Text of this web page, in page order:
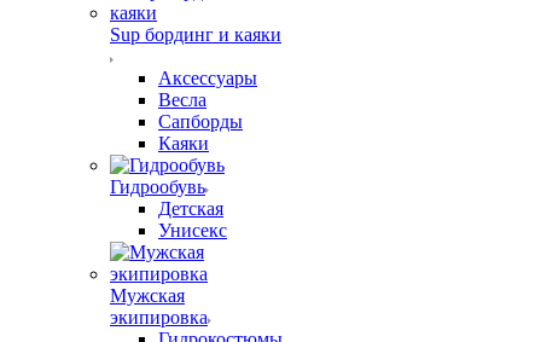
Sup бординг и каяки
Аксессуары
Весла
Сапборды
Каяки
Гидрообувь
Детская
Унисекс
Мужская
экипировка